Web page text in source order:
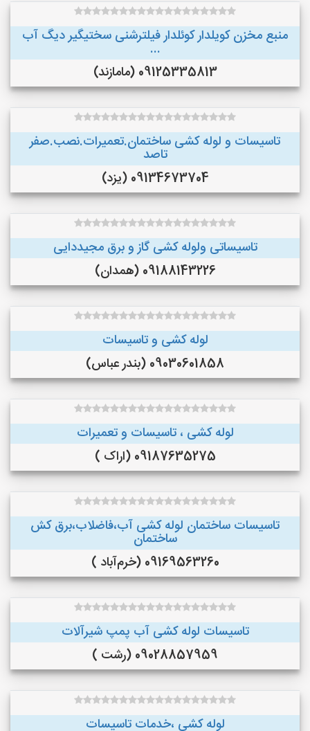
منبع مخزن کویلدار کوئلدار فیلترشنی سختیگیر دیگ آب
...
09125335813 (مامازند)
تاسیسات و لوله کشی ساختمان.تعمیرات.نصب.صفر
تاصد
09134673704 (یزد)
تاسیساتی ولوله کشی گاز و برق مجیددایی
09188143226 (همدان)
لوله کشی و تاسیسات
09030601858 (بندر عباس)
لوله کشی ، تاسیسات و تعمیرات
09187635275 (اراک )
تاسیسات ساختمان لوله کشی آب،فاضلاب،برق کش
ساختمان
09169563260 (خرم‌آباد )
تاسیسات لوله کشی آب پمپ شیرآلات
09028857959 (رشت )
لوله کشی ،خدمات تاسیسات